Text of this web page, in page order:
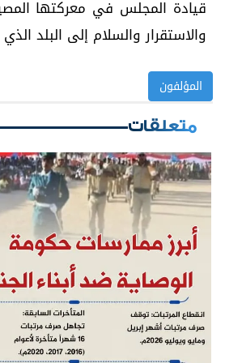
قيادة المجلس في معركتها
والاستقرار والسلام إلى البلد
المؤلفون
متعلقات